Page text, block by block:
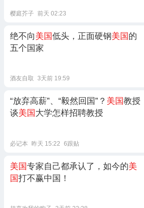
樱庭芥子 前天 02:23
绝不向美国低头，正面硬钢美国 的
五个国家
酒友自取 3天前 19:59
“放弃高薪”、“毅然回国”？ 美国教授
谈美国 大学怎样招聘教授
必记本 昨天 15:22 6跟贴
美国专家自己都承认了，如今的美
国打不赢中国！